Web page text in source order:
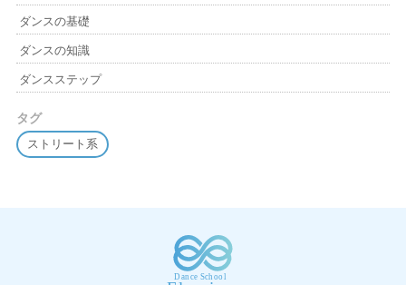
ダンスの基礎
ダンスの知識
ダンスステップ
タグ
ストリート系